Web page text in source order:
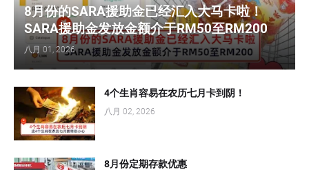
8月份的SARA援助金已经汇入大马卡啦！
SARA援助金发放金额介于RM50至RM200
八月 01, 2026
4个生肖容易在农历七月卡到阴！
八月 02, 2026
8月份定期存款优惠